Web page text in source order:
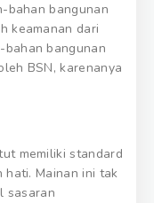
bahan bangunan
keamanan dari
bangunan
BSN, karenanya
memiliki standard
hati. Mainan ini tak
sasaran